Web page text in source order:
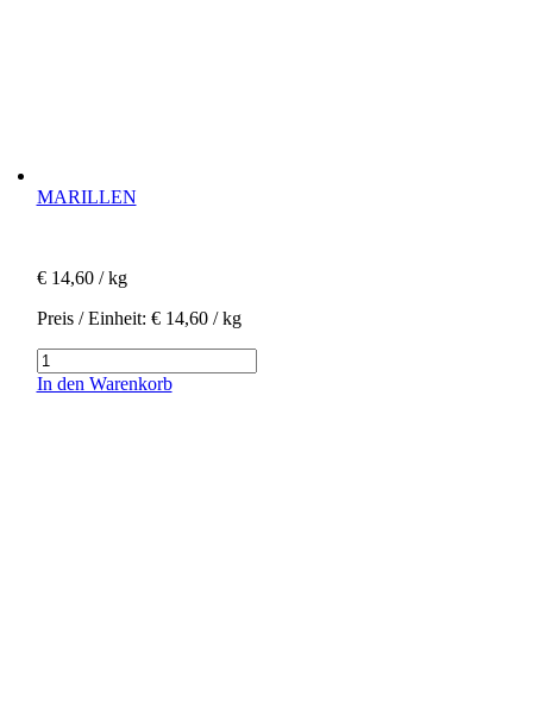
MARILLEN
€14,60/ kg
Preis / Einheit: €14,60/ kg
Marillen
Menge
In den Warenkorb